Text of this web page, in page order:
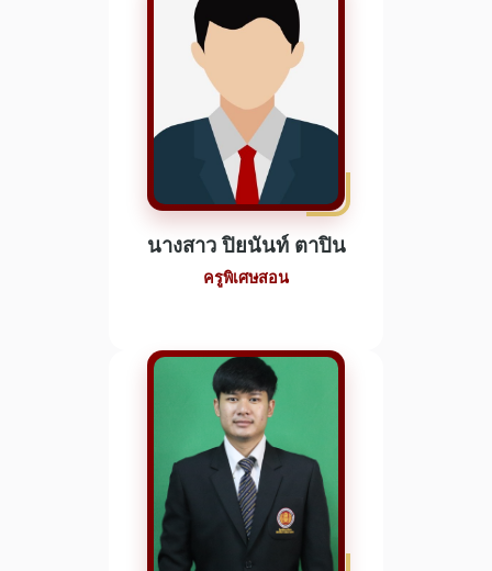
นางสาว ปิยนันท์ ตาปิน
ครูพิเศษสอน